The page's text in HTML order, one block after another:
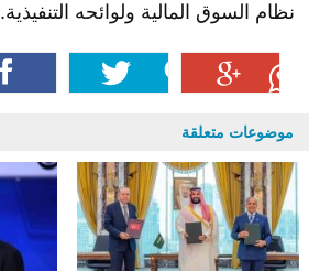
نظام السوق المالية ولوائحه التنفيذية.​
موضوعات متعلقة